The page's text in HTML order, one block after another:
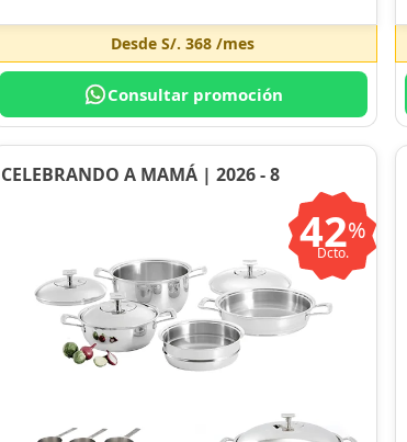
DesdeS/. 368 /mes
Consultar promoción
CELEBRANDO A MAMÁ | 2026 - 8
42%
Dcto.